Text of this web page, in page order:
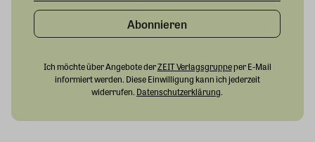
Abonnieren
Ich möchte über Angebote derZEIT Verlagsgruppeper E-Mail
informiert werden. Diese Einwilligung kann ich jederzeit
widerrufen. Datenschutzerklärung.